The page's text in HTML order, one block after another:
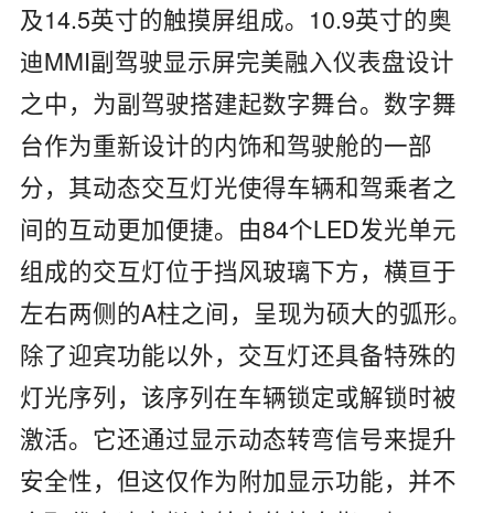
及14.5英寸的触摸屏组成。10.9英寸的奥
迪MMI副驾驶显示屏完美融入仪表盘设计
之中，为副驾驶搭建起数字舞台。数字舞
台作为重新设计的内饰和驾驶舱的一部
分，其动态交互灯光使得车辆和驾乘者之
间的互动更加便捷。由84个LED发光单元
组成的交互灯位于挡风玻璃下方，横亘于
左右两侧的A柱之间，呈现为硕大的弧形。
除了迎宾功能以外，交互灯还具备特殊的
灯光序列，该序列在车辆锁定或解锁时被
激活。它还通过显示动态转弯信号来提升
安全性，但这仅作为附加显示功能，并不